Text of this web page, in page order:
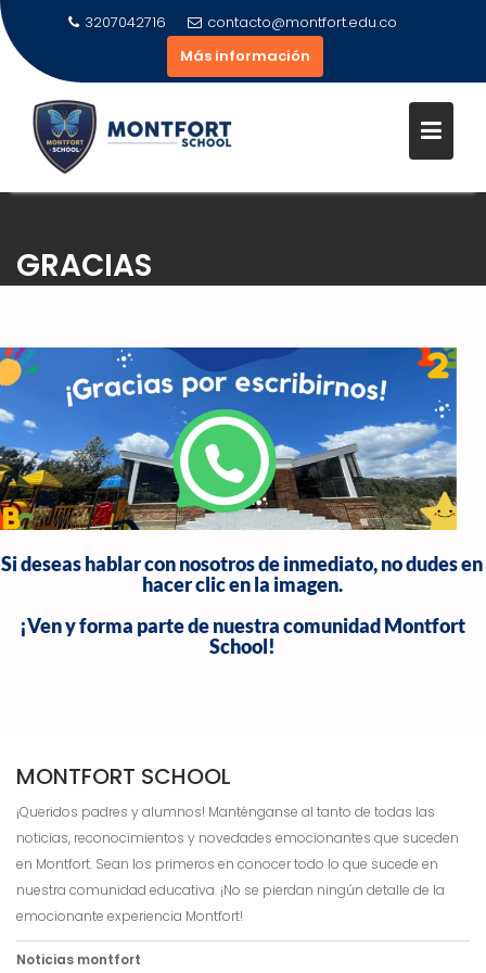
3207042716
contacto@montfort.edu.co
Más información
GRACIAS
Si deseas hablar con nosotros de inmediato, no dudes en
hacer clic en la imagen.
¡Ven y forma parte de nuestra comunidad Montfort
School!
MONTFORT SCHOOL
¡Queridos padres y alumnos! Manténganse al tanto de todas las
noticias, reconocimientos y novedades emocionantes que suceden
en Montfort. Sean los primeros en conocer todo lo que sucede en
nuestra comunidad educativa. ¡No se pierdan ningún detalle de la
emocionante experiencia Montfort!
Noticias montfort